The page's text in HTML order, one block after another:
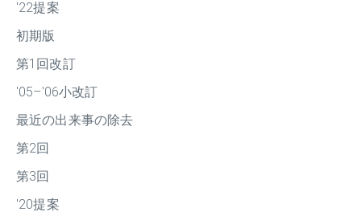
'22提案
初期版
第1回改訂
'05–'06小改訂
最近の出来事の除去
第2回
第3回
'20提案